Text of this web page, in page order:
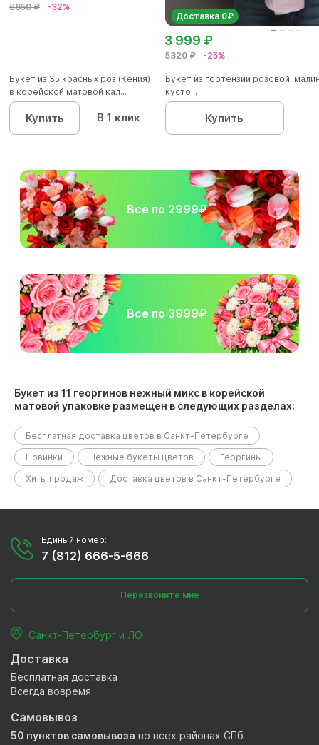
6650 ₽ -32%
Букет из 35 красных роз (Кения)
в корейской матовой кал...
Купить В 1 клик
Доставка 0₽
5320 ₽ -25%
3 999 ₽
Букет из гортензии розовой,
кусто...
Купить
Все по 2999₽
Все по 3999₽
Букет из 11 георгинов нежный микс в корейской
матовой упаковке размещен в следующих разделах:
Бесплатная доставка цветов в Санкт-Петербурге
Новинки
Нежные букеты цветов
Георгины
Хиты продаж
Доставка цветов в Санкт-Петербурге
Единый номер:
7 (812) 666-5-666
Перезвоните мне
Санкт-Петербург и ЛО
Доставка
Бесплатная доставка
Всегда вовремя
Самовывоз
50 пунктов самовывоза во всех районах СПб